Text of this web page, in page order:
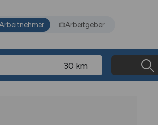
Arbeitnehmer Arbeitgeber